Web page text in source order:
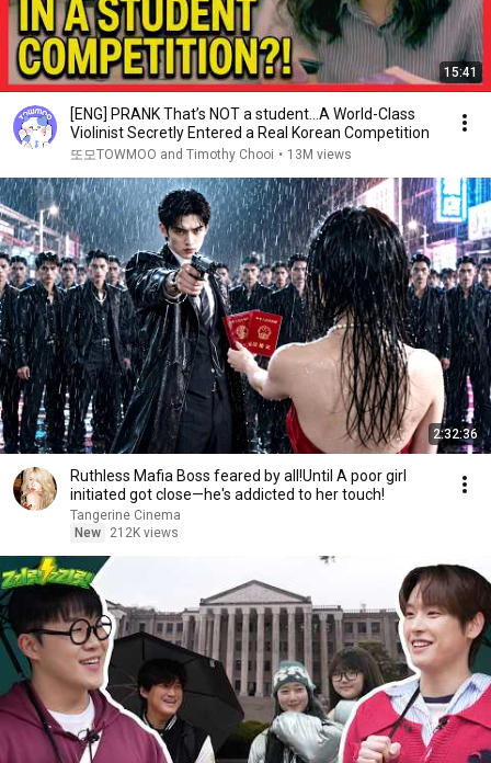
15:41
[ENG] PRANK That’s NOT a student…A World-Class
Violinist Secretly Entered a Real Korean Competition
또모TOWMOO and Timothy Chooi • 13M views
2:32:36
Ruthless Mafia Boss feared by all!Until A poor girl
initiated got close—he's addicted to her touch!
Tangerine Cinema
New
212K views